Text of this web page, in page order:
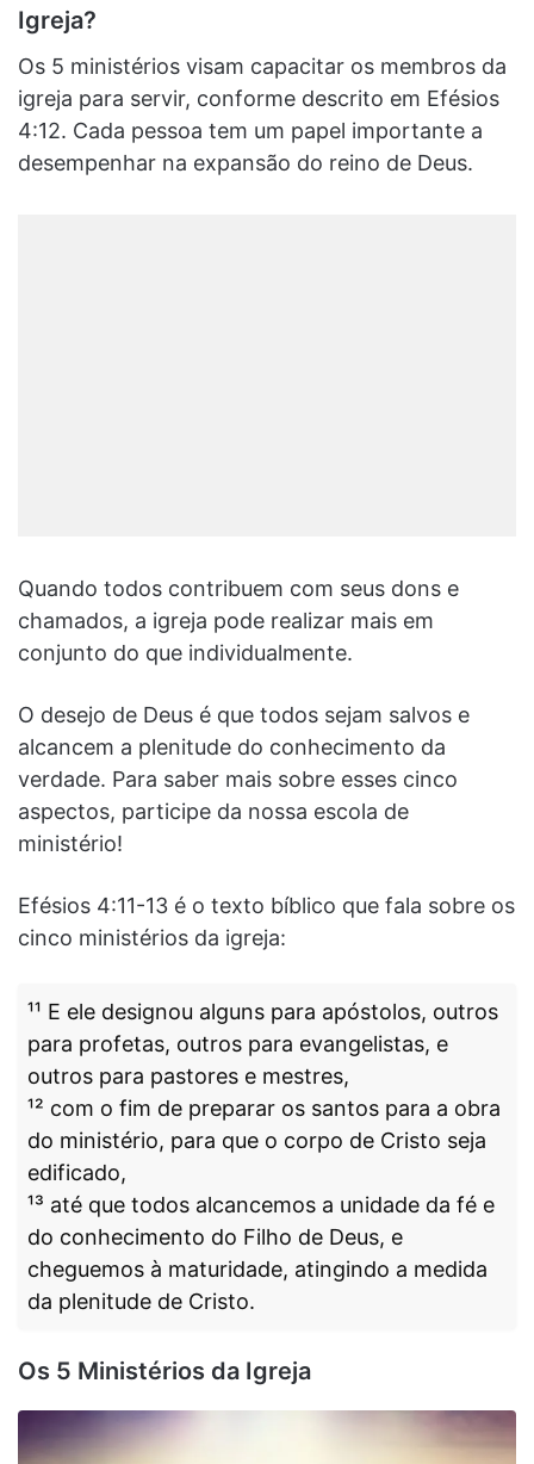
Igreja?
Os 5 ministérios visam capacitar os membros da
igreja para servir, conforme descrito em Efésios
4:12. Cada pessoa tem um papel importante a
desempenhar na expansão do reino de Deus.
Quando todos contribuem com seus dons e
chamados, a igreja pode realizar mais em
conjunto do que individualmente.
O desejo de Deus é que todos sejam salvos e
alcancem a plenitude do conhecimento da
verdade. Para saber mais sobre esses cinco
aspectos, participe da nossa escola de
ministério!
Efésios 4:11-13 é o texto bíblico que fala sobre os
cinco ministérios da igreja:
¹¹ E ele designou alguns para apóstolos, outros
para profetas, outros para evangelistas, e
outros para pastores e mestres,
¹² com o fim de preparar os santos para a obra
do ministério, para que o corpo de Cristo seja
edificado,
¹³ até que todos alcancemos a unidade da fé e
do conhecimento do Filho de Deus, e
cheguemos à maturidade, atingindo a medida
da plenitude de Cristo.
Os 5 Ministérios da Igreja